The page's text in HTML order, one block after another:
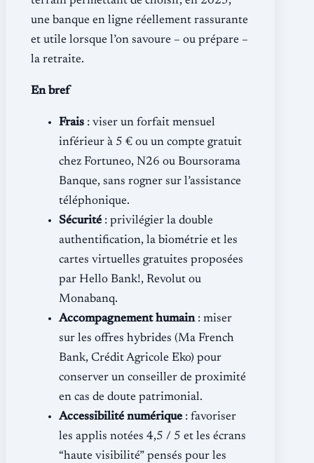
une banque en ligne réellement rassurante
et utile lorsque l’on savoure – ou prépare –
la retraite.
En bref
Frais : viser un forfait mensuel
inférieur à 5 € ou un compte gratuit
chez Fortuneo, N26 ou Boursorama
Banque, sans rogner sur l’assistance
téléphonique.
Sécurité : privilégier la double
authentification, la biométrie et les
cartes virtuelles gratuites proposées
par Hello Bank!, Revolut ou
Monabanq.
Accompagnement humain: miser
sur les offres hybrides (Ma French
Bank, Crédit Agricole Eko) pour
conserver un conseiller de proximité
en cas de doute patrimonial.
Accessibilité numérique : favoriser
les applis notées 4,5 / 5 et les écrans
“haute visibilité” pensés pour les